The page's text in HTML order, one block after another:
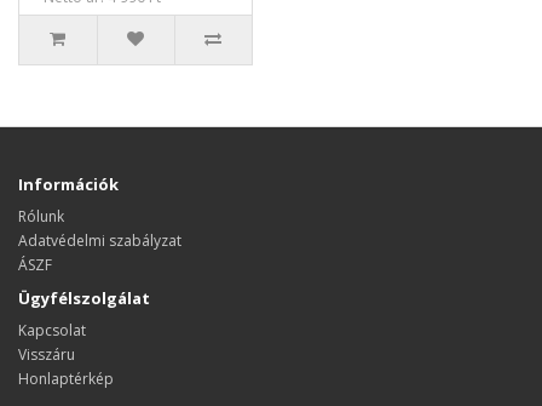
Információk
Rólunk
Adatvédelmi szabályzat
ÁSZF
Ügyfélszolgálat
Kapcsolat
Visszáru
Honlaptérkép